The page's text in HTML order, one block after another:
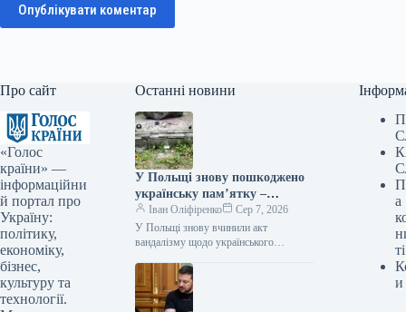
Опублікувати коментар
Про сайт
«Голос
країни» —
інформаційни
й портал про
Україну:
політику,
економіку,
бізнес,
культуру та
технології.
Останні новини
У Польщі знову пошкоджено
українську пам’ятку –
посольство вимагає від влади
вжити заходів
Іван Оліфіренко
Сер 7, 2026
У Польщі знову вчинили акт
вандалізму щодо українського
реакції влади Фото 06.08.2026 14:26
Укрінформ Посольство України…
а
ті
и